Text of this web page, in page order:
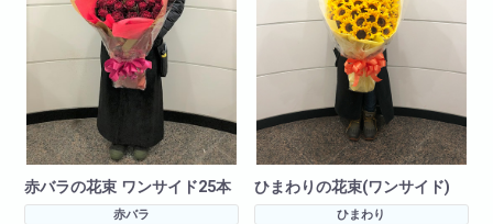
※シーズンによってお花の価格に
変動があります。詳しくはお問
い合わせください。
※シーズンによってお花の価格に
変動があります。詳しくはお問
い合わせください。
赤バラの花束 ワンサイド25本
赤バラ
ひまわりの花束(ワンサイド)
ひまわり